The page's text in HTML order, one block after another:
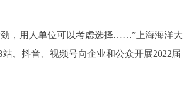
，用人单位可以考虑选择……”上海海洋大
、抖音、视频号向企业和公众开展2022届